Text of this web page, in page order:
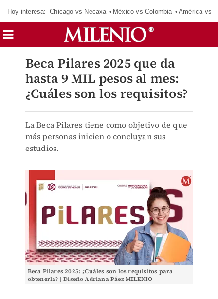
Hoy interesa: Chicago vs Necaxa México vs Colombia América vs
Beca Pilares 2025 que da
hasta 9 MIL pesos al mes:
¿Cuáles son los requisitos?
La Beca Pilares tiene como objetivo de que
más personas inicien o concluyan sus
estudios.
Beca Pilares 2025: ¿Cuáles son los requisitos para
obtenerla? | Diseño Adriana Páez MILENIO